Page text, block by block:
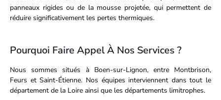
panneaux rigides ou de la mousse projetée, qui permettent de
réduire significativement les pertes thermiques.
Pourquoi Faire Appel À Nos Services ?
Nous sommes situés à Boen-sur-Lignon, entre Montbrison,
Feurs et Saint-Étienne. Nos équipes interviennent dans tout le
département de la Loire ainsi que les départements limitrophes.